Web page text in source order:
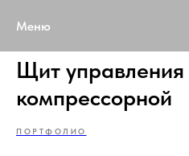
Меню
Щит
компрессорной
ПОРТФОЛИО